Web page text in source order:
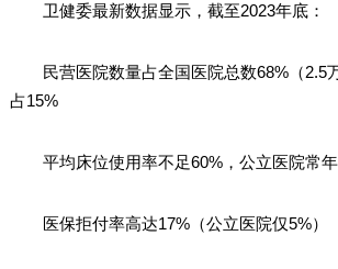
卫健委最新数据显示，截至2023年底：
民营医院数量占全国医院总数68%（2.5
占15%
平均床位使用率不足60%，公立医院常年
医保拒付率高达17%（公立医院仅5%）